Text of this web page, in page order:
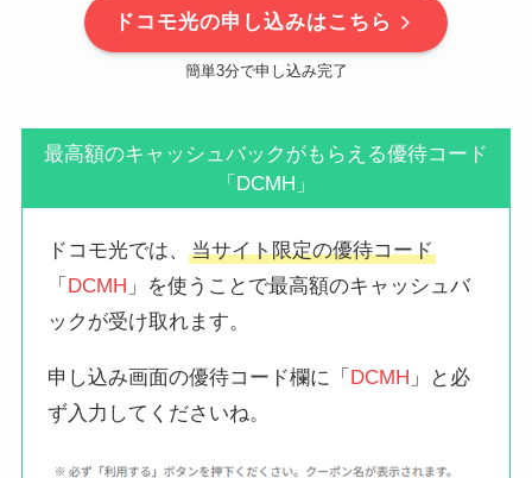
ドコモ光の申し込みはこちら
簡単3分で申し込み完了
最高額のキャッシュバックがもらえる優待コード
「DCMH」
ドコモ光では、当サイト限定の優待コード
「 DCMH 」を使うことで最高額のキャッシュバ
ックが受け取れます。
申し込み画面の優待コード欄に「 DCMH 」と必
ず入力してくださいね。